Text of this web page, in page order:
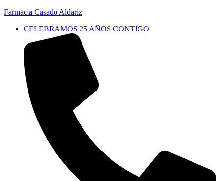
Farmacia Casado Aldariz
CELEBRAMOS 25 AÑOS CONTIGO